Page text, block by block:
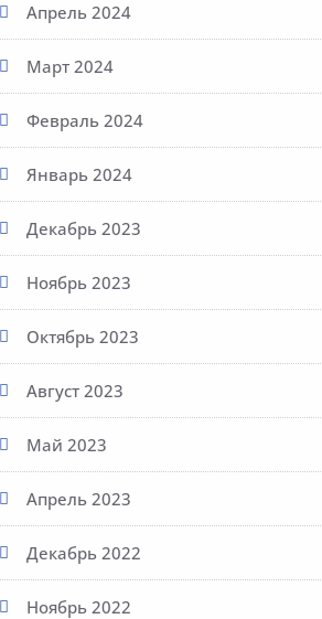
Апрель 2024
Март 2024
Февраль 2024
Январь 2024
Декабрь 2023
Ноябрь 2023
Октябрь 2023
Август 2023
Май 2023
Апрель 2023
Декабрь 2022
Ноябрь 2022